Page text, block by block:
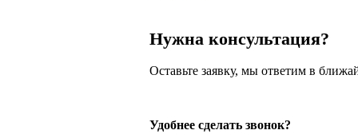
Нужна консультация?
Оставьте заявку, мы ответим в
Удобнее сделать звонок?